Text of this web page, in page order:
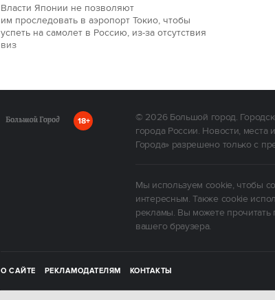
Власти Японии не позволяют
им проследовать в аэропорт Токио, чтобы
успеть на самолет в Россию, из-за отсутствия
виз
18+ © 2026Большой город.
города России. Новости,
Города» разрешено только с
Мы используем cookie, чтобы
интересным. Также cookie
рекламы. Вы можете прочитать
вашего браузера.
О САЙТЕ РЕКЛАМОДАТЕЛЯМ КОНТАКТЫ